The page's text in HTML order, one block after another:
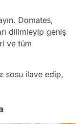
Domates,
dilimleyip geniş
ve tüm
sosu ilave edip,